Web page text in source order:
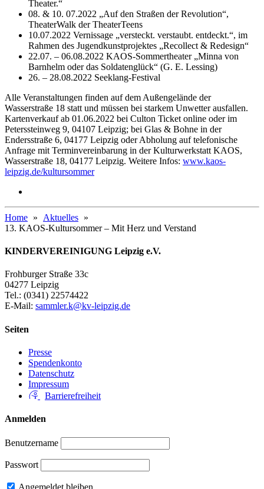
Theater.“
08. & 10. 07.2022 „Auf den Straßen der Revolution“,
TheaterWalk der TheaterTeens
10.07.2022 Vernissage „versteckt. verstaubt. entdeckt.“, im
Rahmen des Jugendkunstprojektes „Recollect & Redesign“
22.07. – 06.08.2022 KAOS-Sommertheater „Minna von
Barnhelm oder das Soldatenglück“ (G. E. Lessing)
26. – 28.08.2022 Seeklang-Festival
Alle Veranstaltungen finden auf dem Außengelände der
Wasserstraße 18 statt und müssen bei starkem Unwetter ausfallen.
Kartenverkauf ab 01.06.2022 bei Culton Ticket online oder im
Peterssteinweg 9, 04107 Leipzig; bei Glas & Bohne in der
Endersstraße 6, 04177 Leipzig oder Abholung auf telefonische
Anfrage mit Terminvereinbarung in der Kulturwerkstatt KAOS,
Wasserstraße 18, 04177 Leipzig. Weitere Infos: www.kaos-
leipzig.de/kultursommer
Home
Aktuelles
13. KAOS-Kultursommer – Mit Herz und Verstand
KINDERVEREINIGUNG Leipzig e.V.
Frohburger Straße 33c
04277 Leipzig
Tel.: (0341) 22574422
E-Mail: sammler.k@kv-leipzig.de
Seiten
Presse
Spendenkonto
Datenschutz
Impressum
Barrierefreiheit
Anmelden
Benutzername
Passwort
Angemeldet bleiben